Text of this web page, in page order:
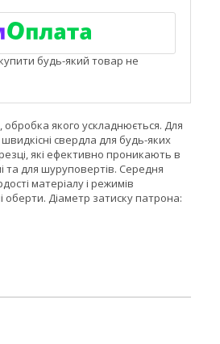
будь-який товар не
якого ускладнюється. Для
свердла для будь-яких
які ефективно проникають в
та для шуруповертів. Середня
матеріалу і режимів
оберти. Діаметр затиску патрона: